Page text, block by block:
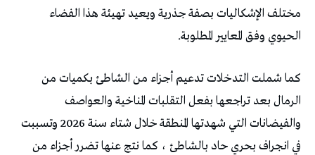
مختلف الإشكاليات بصفة جذرية ويعيد تهيئة هذا الفضاء
الحيوي وفق المعايير المطلوبة.
كما شملت التدخلات تدعيم أجزاء من الشاطئ بكميات من
الرمال بعد تراجعها بفعل التقلبات المناخية والعواصف
والفيضانات التي شهدتها المنطقة خلال شتاء سنة 2026 وتسببت
في انجراف بحري حاد بالشاطئ ، كما نتج عنها تضرر أجزاء من